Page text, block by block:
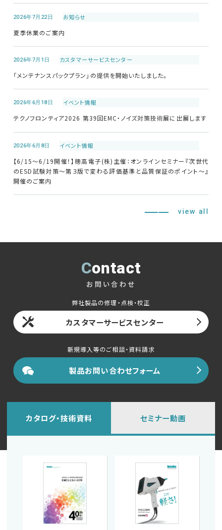
RF関連製品・試験システム
修理・校正
HOME
2026年7月22日 お知らせ
夏季休業のご案内
2026年7月1日 カスタマーサービスセンター
「メンテナンスパックプラン」の提供を開始いたしました。
2026年6月18日 イベント情報
テクノフロンティア2026 第39回EMC・ノイズ対策技術展に出展します
2026年6月8日 イベント情報
【6/15～6/19開催！】穂高電子(株)主催：オンラインセミナー『次世代
のESD試験対策～第３版で変わる評価基準と品質保証のポイント～』
開催のご案内
view all
Contact
お問い合わせ
弊社製品の修理・点検・校正
カスタマーサービスセンター
新規導入等のご相談・資料請求
製品お問い合わせフォーム
カタログ・技術資料 セミナー動画